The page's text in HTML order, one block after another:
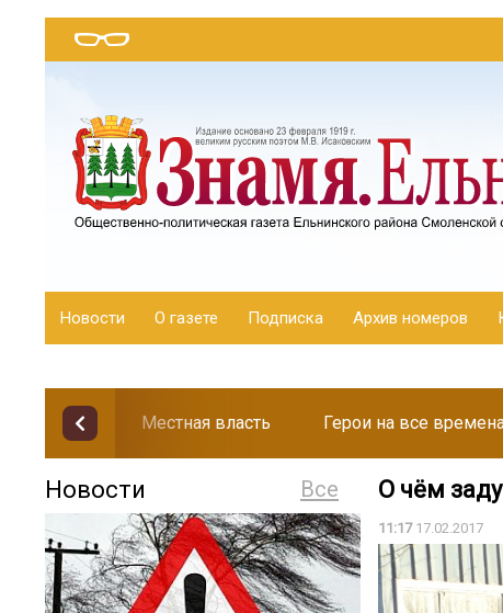
Новости О газете Подписка Архив номеров
Местная власть Герои на все
Все
Новости О чём
11:1717.02.2017